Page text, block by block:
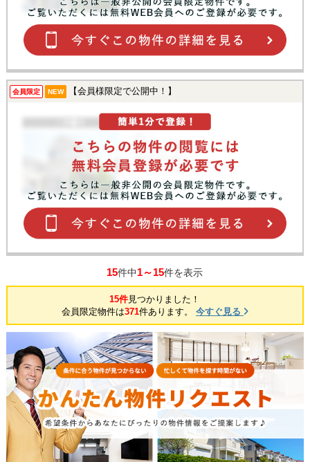
会員限定 NEW 【会員様限定で公開中！】
15件中1～15件を表示
15件見つかりました！
会員限定物件は371件あります。 今すぐ見る